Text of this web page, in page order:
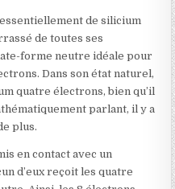
de silicium
de toutes ses
forme neutre idéale pour
Dans son état naturel,
quatre électrons, bien qu’il
parlant, il y a
plus.
en contact avec un
d’eux reçoit les quatre